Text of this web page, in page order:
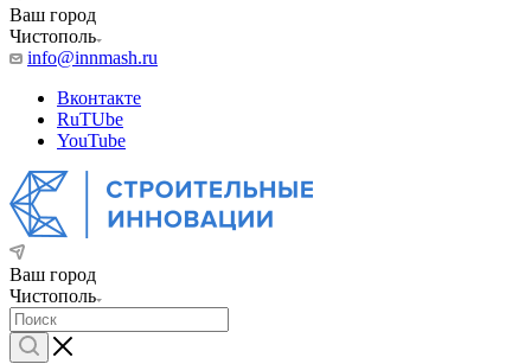
Ваш город
Чистополь
info@innmash.ru
Вконтакте
RuTUbe
YouTube
Ваш город
Чистополь